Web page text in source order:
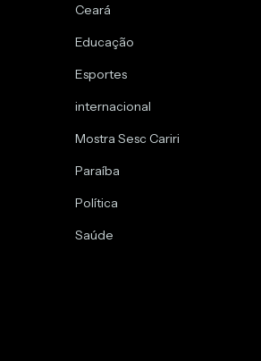
Ceará
Educação
Esportes
internacional
Mostra Sesc Cariri
Paraíba
Política
Saúde